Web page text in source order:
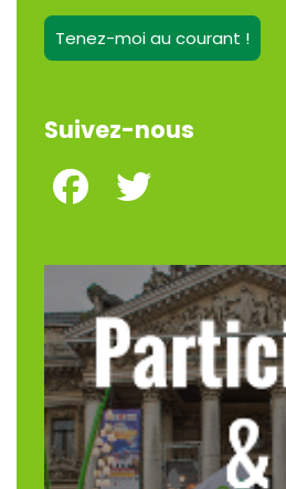
Tenez-moi au courant !
Suivez-nous